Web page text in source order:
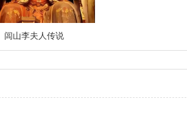
闾山李夫人传说